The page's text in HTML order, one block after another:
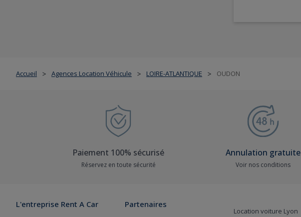
Accueil > Agences Location Véhicule > LOIRE-ATLANTIQUE > OUDON
Paiement 100% sécurisé
Réservez en toute sécurité
Annulation gratuite
Voir nos conditions
L'entreprise Rent A Car Partenaires
Location voiture Lyon